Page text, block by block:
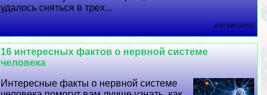
удалось сняться в трех...
22 07 2026 13:57:13
16 интересных фактов о нервной системе
человека
Интересные факты о нервной системе